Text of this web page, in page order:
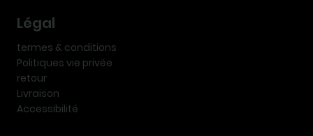
Légal
termes & conditions
Politiques vie privée
retour
Livraison
Accessibilité